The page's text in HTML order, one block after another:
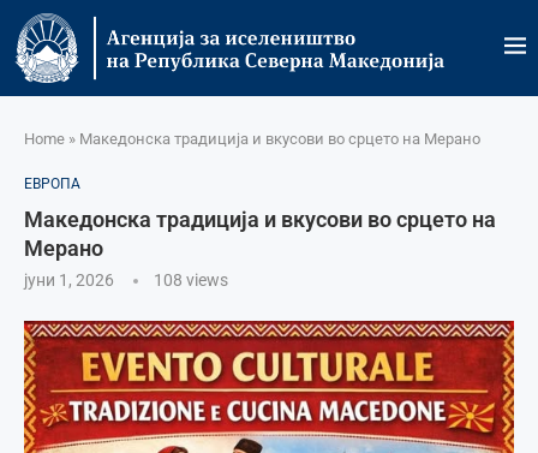
Home » Македонска традиција и вкусови во срцето на Мерано
ЕВРОПА
Македонска традиција и вкусови во срцето на
Мерано
јуни 1, 2026 108 views